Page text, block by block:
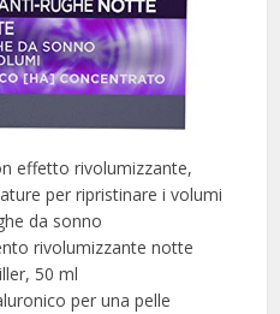
effetto rivolumizzante,
per ripristinare i volumi
da sonno
rivolumizzante notte
50 ml
per una pelle